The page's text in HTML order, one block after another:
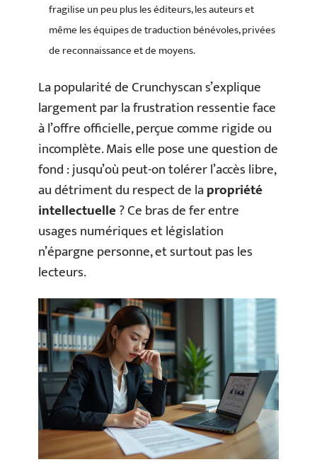
fragilise un peu plus les éditeurs, les auteurs et
même les équipes de traduction bénévoles, privées
de reconnaissance et de moyens.
La popularité de Crunchyscan s’explique
largement par la frustration ressentie face
à l’offre officielle, perçue comme rigide ou
incomplète. Mais elle pose une question de
fond : jusqu’où peut-on tolérer l’accès libre,
au détriment du respect de lapropriété
intellectuelle? Ce bras de fer entre
usages numériques et législation
n’épargne personne, et surtout pas les
lecteurs.